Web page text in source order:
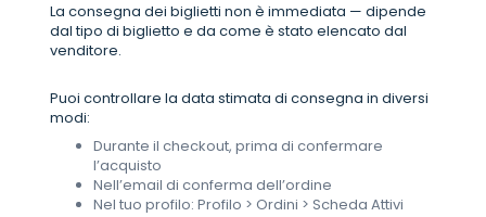
La consegna dei biglietti non è immediata — dipende
dal tipo di biglietto e da come è stato elencato dal
venditore.
Puoi controllare la data stimata di consegna in diversi
modi:
Durante il checkout, prima di confermare
l’acquisto
Nell’email di conferma dell’ordine
Nel tuo profilo: Profilo > Ordini > Scheda Attivi